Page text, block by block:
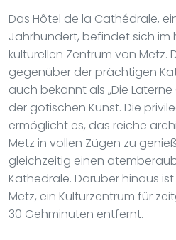
Das Hôtel de la Cathédrale,
Jahrhundert, befindet sich im
kulturellen Zentrum von Metz.
gegenüber der prächtigen
auch bekannt als „Die
der gotischen Kunst. Die
ermöglicht es, das reiche
Metz in vollen Zügen zu
gleichzeitig einen
Kathedrale. Darüber hinaus
Metz, ein Kulturzentrum für
30 Gehminuten entfernt.